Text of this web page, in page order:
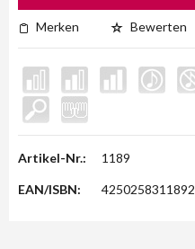
Merken Bewerten
Artikel-Nr.: 1189
EAN/ISBN: 4250258311892